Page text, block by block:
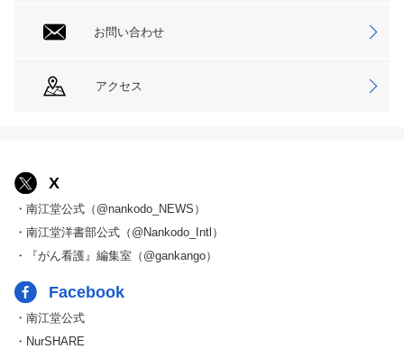
お問い合わせ
アクセス
X
・南江堂公式（@nankodo_NEWS）
・南江堂洋書部公式（@Nankodo_Intl）
・『がん看護』編集室（@gankango）
Facebook
・南江堂公式
・NurSHARE